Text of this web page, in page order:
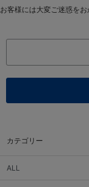
カテゴリー
ALL
お客様には大変ご迷惑をお